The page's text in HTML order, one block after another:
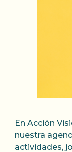
En Acción
nuestra
actividades,